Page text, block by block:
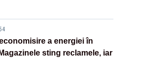
a energiei în
sting reclamele, iar